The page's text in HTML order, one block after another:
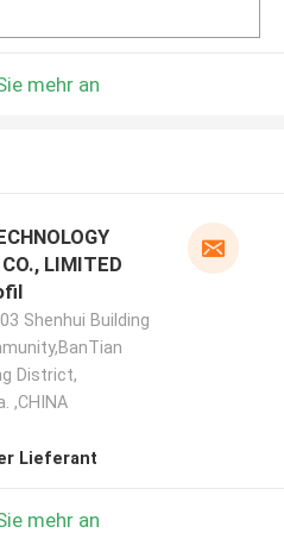
mehr an
LIMITED
Shenhui Building
District,
,CHINA
Lieferant
mehr an